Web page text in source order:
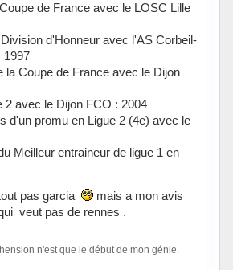
de France avec le LOSC Lille
d'Honneur avec l'AS Corbeil-
1997
Coupe de France avec le Dijon
avec le Dijon FCO : 2004
d'un promu en Ligue 2 (4e) avec le
Meilleur entraineur de ligue 1 en
pas garcia
mais a mon avis
veut pas de rennes .
n'est que le début de mon génie.